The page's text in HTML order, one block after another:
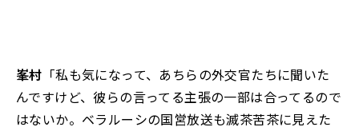
峯村 「私も気になって、 あちらの外交官たちに聞いた
んですけど、彼らの言ってる主張の一部は合ってるので
はないか。ベラルーシの国営放送も滅茶苦茶に見えた